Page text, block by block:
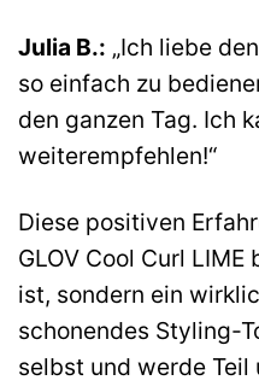
Julia B.: „Ich liebe
so einfach zu
den ganzen Tag. Ich
weiterempfehlen!“
Diese positiven
GLOV Cool Curl
ist, sondern ein
schonendes Styling-
selbst und werde Teil